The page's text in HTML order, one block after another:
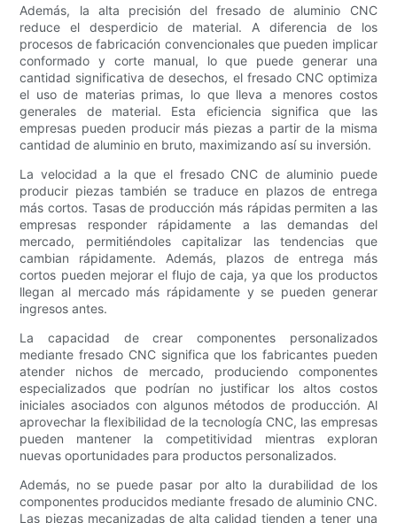
Además, la alta precisión del fresado de aluminio CNC
reduce el desperdicio de material. A diferencia de los
procesos de fabricación convencionales que pueden implicar
conformado y corte manual, lo que puede generar una
cantidad significativa de desechos, el fresado CNC optimiza
el uso de materias primas, lo que lleva a menores costos
generales de material. Esta eficiencia significa que las
empresas pueden producir más piezas a partir de la misma
cantidad de aluminio en bruto, maximizando así su inversión.
La velocidad a la que el fresado CNC de aluminio puede
producir piezas también se traduce en plazos de entrega
más cortos. Tasas de producción más rápidas permiten a las
empresas responder rápidamente a las demandas del
mercado, permitiéndoles capitalizar las tendencias que
cambian rápidamente. Además, plazos de entrega más
cortos pueden mejorar el flujo de caja, ya que los productos
llegan al mercado más rápidamente y se pueden generar
ingresos antes.
La capacidad de crear componentes personalizados
mediante fresado CNC significa que los fabricantes pueden
atender nichos de mercado, produciendo componentes
especializados que podrían no justificar los altos costos
iniciales asociados con algunos métodos de producción. Al
aprovechar la flexibilidad de la tecnología CNC, las empresas
pueden mantener la competitividad mientras exploran
nuevas oportunidades para productos personalizados.
Además, no se puede pasar por alto la durabilidad de los
componentes producidos mediante fresado de aluminio CNC.
Las piezas mecanizadas de alta calidad tienden a tener una